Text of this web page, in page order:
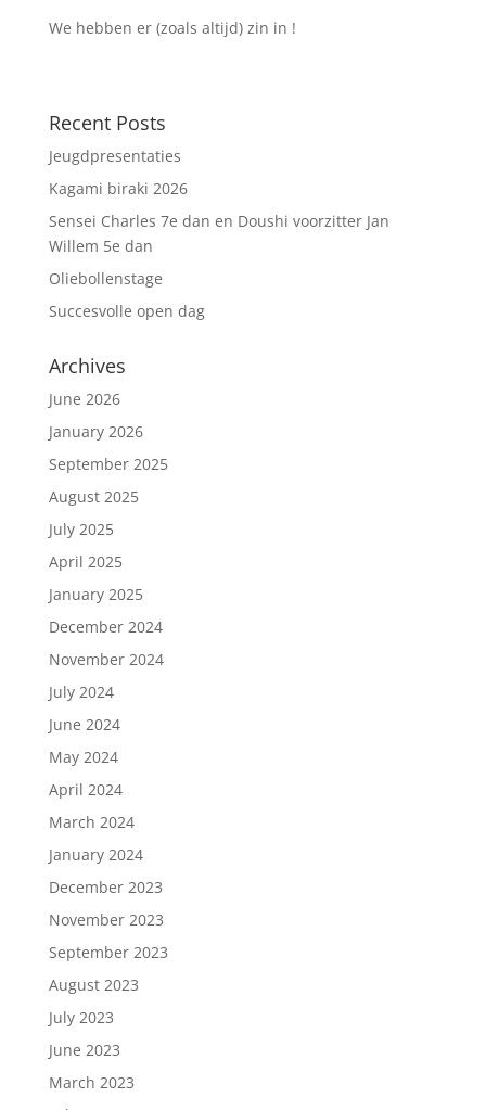
We hebben er (zoals altijd) zin in !
Recent Posts
Jeugdpresentaties
Kagami biraki 2026
Sensei Charles 7e dan en Doushi voorzitter Jan
Willem 5e dan
Oliebollenstage
Succesvolle open dag
Archives
June 2026
January 2026
September 2025
August 2025
July 2025
April 2025
January 2025
December 2024
November 2024
July 2024
June 2024
May 2024
April 2024
March 2024
January 2024
December 2023
November 2023
September 2023
August 2023
July 2023
June 2023
March 2023